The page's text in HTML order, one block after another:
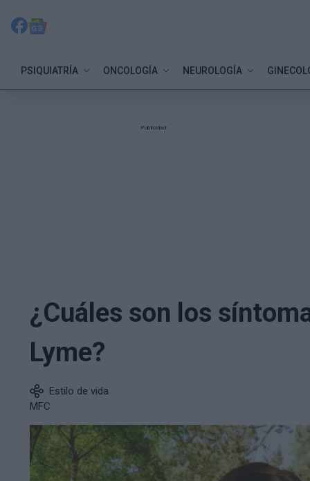
PSIQUIATRÍA ONCOLOGÍA NEUROLOGÍA
Publicidad:
¿Cuáles son los
Lyme?
Estilo de vida
MFC